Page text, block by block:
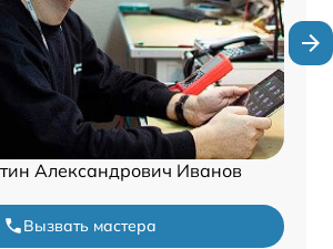
Александрович Иванов
Вызвать мастера